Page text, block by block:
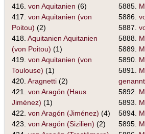
416. von Aquitanien (6)
417. von Aquitanien (von
Poitou) (2)
418. Aquitanien Aquitanien
(von Poitou) (1)
419. von Aquitanien (von
Toulouse) (1)
420. Aragnetti (2)
421. von Aragón (Haus
Jiménez) (1)
422. von Aragón (Jiménez) (4)
423. von Aragón (Sizilien) (2)
5885.
5886.
5887.
5888.
5889.
5890.
5891.
genannt
5892.
5893.
5894.
5895.